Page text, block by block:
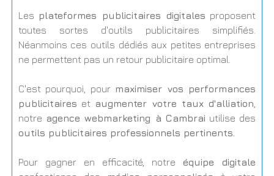
Les plateformes publicitaires digitales proposent
toutes sortes d'outils publicitaires simplifiés.
Néanmoins ces outils dédiés aux petites entreprises
ne permettent pas un retour publicitaire optimal.
C'est pourquoi, pour maximiser vos performances
publicitaires et augmenter votre taux d'alliation
notre agence webmarketing à Cambrai utilise des
outils publicitaires professionnels pertinents.
Pour gagner en efficacité, notreéquipe digitale